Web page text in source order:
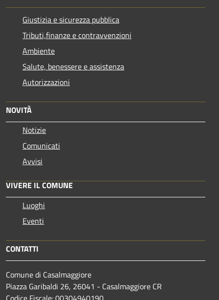
Giustizia e sicurezza pubblica
Tributi,finanze e contravvenzioni
Ambiente
Salute, benessere e assistenza
Autorizzazioni
NOVITÀ
Notizie
Comunicati
Avvisi
VIVERE IL COMUNE
Luoghi
Eventi
CONTATTI
Comune di Casalmaggiore
Piazza Garibaldi 26, 26041 - Casalmaggiore CR